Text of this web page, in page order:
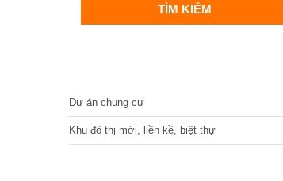
Dự án chung cư
Khu đô thị mới, liền kề, biệt thự